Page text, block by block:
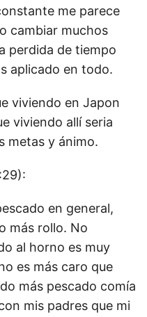
me parece
cambiar muchos
perdida de tiempo
aplicado en todo.
viviendo en Japon
viviendo allí seria
metas y ánimo.
en general,
más rollo. No
al horno es muy
es más caro que
más pescado comía
mis padres que mi